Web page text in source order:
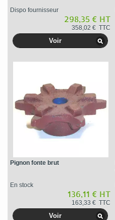
Dispo fournisseur
298,35 € HT
358,02 € TTC
Voir
Pignon fonte brut
En stock
136,11 € HT
163,33 € TTC
Voir